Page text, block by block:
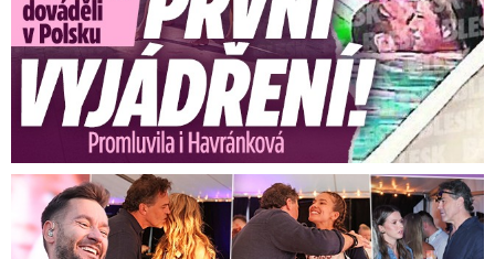
Koncert Ztraceného na Letné: Jágr přišel s Dominikou, ale...